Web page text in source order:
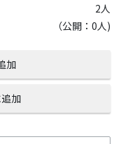
2人
（公開：0人)
加
加